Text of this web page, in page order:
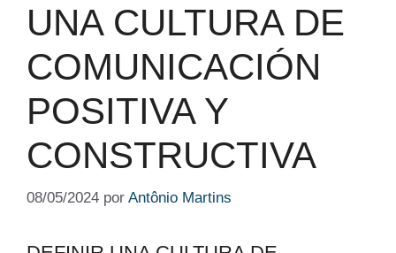
UNA CULTURA DE
COMUNICACIÓN
POSITIVA Y
CONSTRUCTIVA
08/05/2024 por Antônio Martins